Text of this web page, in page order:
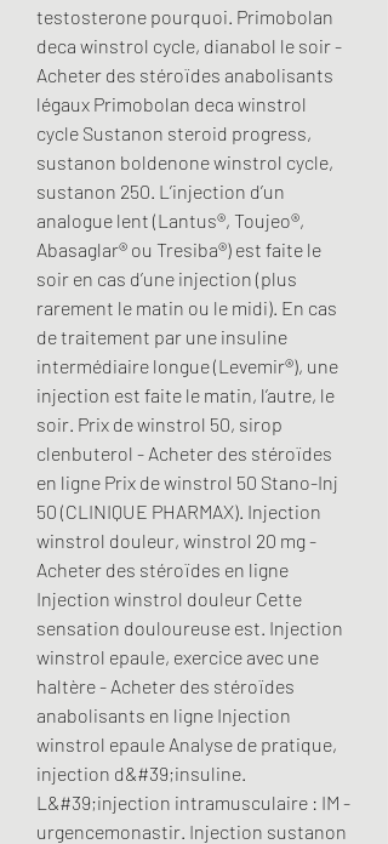
testosterone pourquoi. Primobolan
deca winstrol cycle, dianabol le soir -
Acheter des stéroïdes anabolisants
légaux Primobolan deca winstrol
cycle Sustanon steroid progress,
sustanon boldenone winstrol cycle,
sustanon 250. L’injection d’un
analogue lent (Lantus®, Toujeo®,
Abasaglar® ou Tresiba®) est faite le
soir en cas d’une injection (plus
rarement le matin ou le midi). En cas
de traitement par une insuline
intermédiaire longue (Levemir®), une
injection est faite le matin, l’autre, le
soir. Prix de winstrol 50, sirop
clenbuterol - Acheter des stéroïdes
en ligne Prix de winstrol 50 Stano-Inj
50 (CLINIQUE PHARMAX). Injection
winstrol douleur, winstrol 20 mg -
Acheter des stéroïdes en ligne
Injection winstrol douleur Cette
sensation douloureuse est. Injection
winstrol epaule, exercice avec une
haltère - Acheter des stéroïdes
anabolisants en ligne Injection
winstrol epaule Analyse de pratique,
injection d&#39;insuline.
L&#39;injection intramusculaire : IM -
urgencemonastir. Injection sustanon